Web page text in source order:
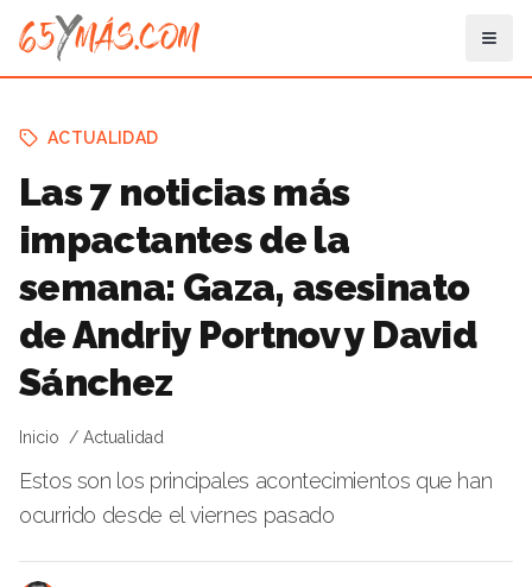
ACTUALIDAD
Las 7 noticias más
impactantes de la
semana: Gaza, asesinato
de Andriy Portnov y David
Sánchez
Inicio Actualidad
Estos son los principales acontecimientos que han
ocurrido desde el viernes pasado